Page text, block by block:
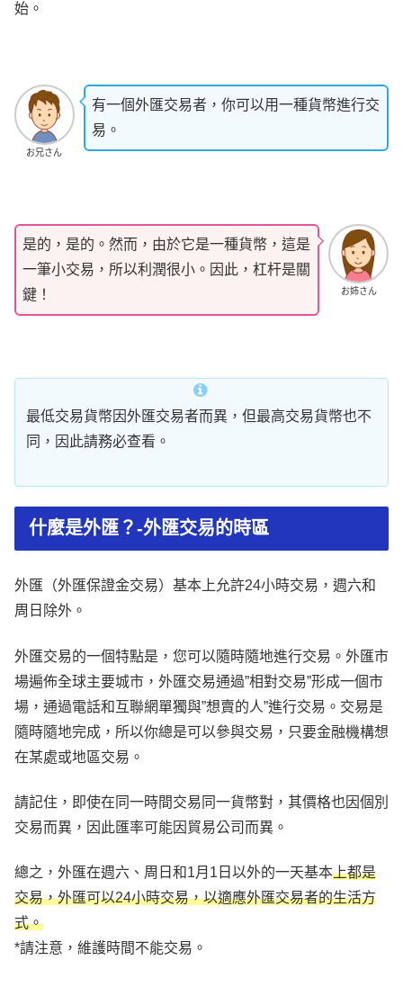
始。
お兄さん
有一個外匯交易者，你可以用一種貨幣進行交
易。
お姉さん
是的，是的。然而，由於它是一種貨幣，這是
一筆小交易，所以利潤很小。因此，杠杆是關
鍵！
最低交易貨幣因外匯交易者而異，但最高交易貨幣也不
同，因此請務必查看。
什麼是外匯？-外匯交易的時區
外匯（外匯保證金交易）基本上允許24小時交易，週六和
周日除外。
外匯交易的一個特點是，您可以隨時隨地進行交易。外匯市
場遍佈全球主要城市，外匯交易通過”相對交易”形成一個市
場，通過電話和互聯網單獨與”想賣的人”進行交易。交易是
隨時隨地完成，所以你總是可以參與交易，只要金融機構想
在某處或地區交易。
請記住，即使在同一時間交易同一貨幣對，其價格也因個別
交易而異，因此匯率可能因貿易公司而異。
總之，外匯在週六、周日和1月1日以外的一天基本上都是
交易，外匯可以24小時交易，以適應外匯交易者的生活方
式。
*請注意，維護時間不能交易。